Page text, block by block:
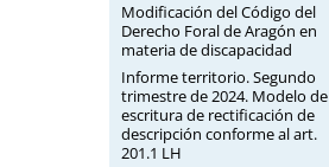
Modificación del Código del
Derecho Foral de Aragón en
materia de discapacidad
Informe territorio. Segundo
trimestre de 2024. Modelo de
escritura de rectificación de
descripción conforme al art.
201.1 LH